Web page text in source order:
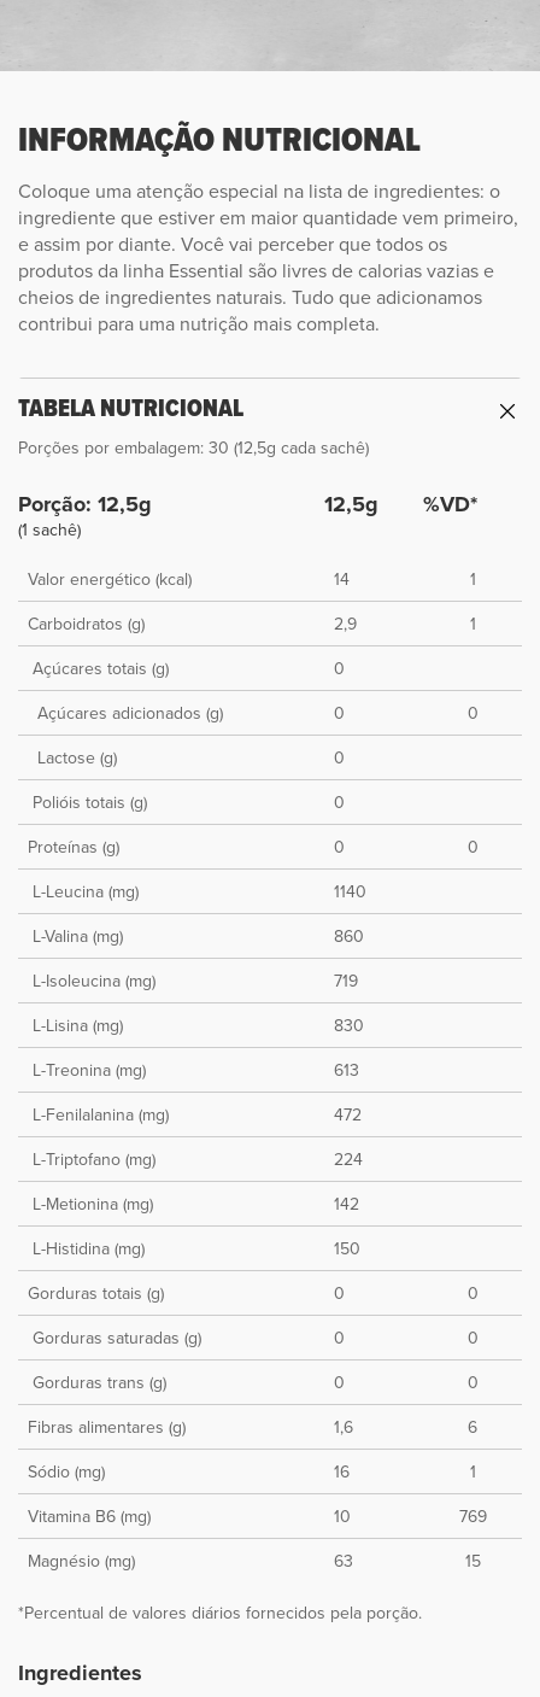
INFORMAÇÃO NUTRICIONAL
Coloque uma atenção especial na lista de ingredientes: o
ingrediente que estiver em maior quantidade vem primeiro,
e assim por diante. Você vai perceber que todos os
produtos da linha Essential são livres de calorias vazias e
cheios de ingredientes naturais. Tudo que adicionamos
contribui para uma nutrição mais completa.
TABELA NUTRICIONAL
Porções por embalagem: 30 (12,5g cada sachê)
Porção: 12,5g
(1 sachê)
12,5g %VD*
Valor energético (kcal) 14
1
Carboidratos (g)
2,9
1
‌Açúcares totais (g)
0
‌ ‌Açúcares adicionados (g)
0
0
‌ Lactose (g)
0
‌Polióis totais (g)
0
Proteínas (g)
0
0
‌L-Leucina (mg)
1140
‌L-Valina (mg)
860
‌L-Isoleucina (mg)
719
‌L-Lisina (mg)
830
‌L-Treonina (mg)
613
‌L-Fenilalanina (mg)
472
‌L-Triptofano (mg)
224
‌L-Metionina (mg)
142
‌L-Histidina (mg)
150
Gorduras totais (g)
0
0
‌Gorduras saturadas (g)
0
0
‌Gorduras trans (g)
0
0
Fibras alimentares (g)
1,6
6
Sódio (mg)
16
1
Vitamina B6 (mg)
10
769
Magnésio (mg)
63 15
*Percentual de valores diários fornecidos pela porção.
Ingredientes